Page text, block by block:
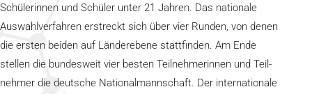
Schülerinnen und Schüler unter 21 Jahren. Das nationale
Auswahlverfahren erstreckt sich über vier Runden, von denen
die ersten beiden auf Länderebene stattfinden. Am Ende
stellen die bundesweit vier besten Teilnehmerinnen und Teil-
nehmer die deutsche Nationalmannschaft. Der internationale